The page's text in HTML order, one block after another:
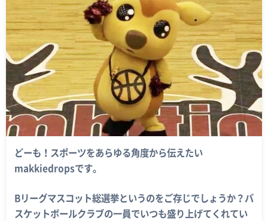
どーも！スポーツをあらゆる角度から伝えたい
makkiedropsです。
Bリーグマスコット総選挙というのをご存じでしょうか？バ
スケットボールクラブの一員でいつも盛り上げてくれてい